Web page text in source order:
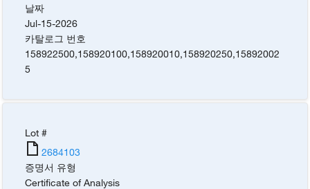
날짜
Jul-15-2026
카탈로그 번호
158922500,158920100,158920010,158920250,15892002
5
Lot #
2684103
증명서 유형
Certificate of Analysis